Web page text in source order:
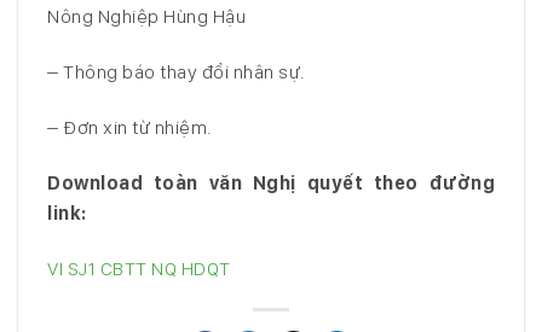
Nông Nghiệp Hùng Hậu
– Thông báo thay đổi nhân sự.
– Đơn xin từ nhiệm.
Download toàn văn Nghị quyết theo đường
link:
VI SJ1 CBTT NQ HDQT